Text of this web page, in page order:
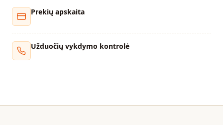
Prekių apskaita
Užduočių vykdymo kontrolė